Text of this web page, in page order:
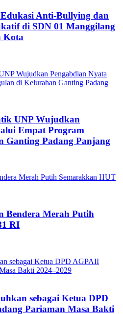
Anti-Bullying dan
di SDN 01 Manggilang
Kota
UNP Wujudkan
Empat Program
Ganting Padang Panjang
Bendera Merah Putih
RI
sebagai Ketua DPD
Pariaman Masa Bakti